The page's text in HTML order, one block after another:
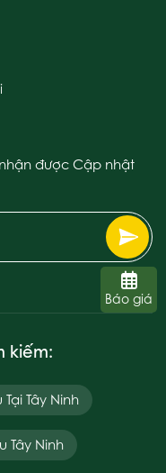
được Cập nhật
kiếm:
Tây Ninh
Tây Ninh
Báo giá